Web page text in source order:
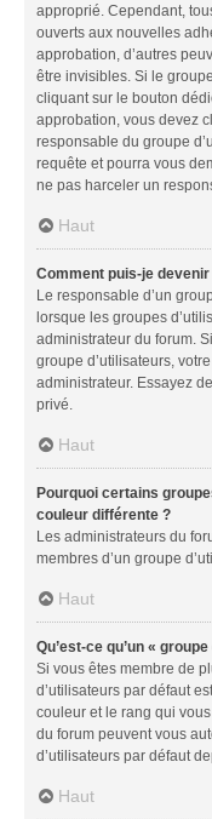
approprié. Cependant,
ouverts aux nouvelles
approbation, d’autres
être invisibles. Si le
cliquant sur le bouton
approbation, vous devez
responsable du groupe
requête et pourra vous
ne pas harceler un
Haut
Comment puis-je devenir
Le responsable d’un
lorsque les groupes
administrateur du forum.
groupe d’utilisateurs,
administrateur. Essayez
privé.
Haut
Pourquoi certains
couleur différente ?
Les administrateurs du
membres d’un groupe
Haut
Qu’est-ce qu’un «
Si vous êtes membre de
d’utilisateurs par défaut
couleur et le rang qui
du forum peuvent vous
d’utilisateurs par défaut
Haut